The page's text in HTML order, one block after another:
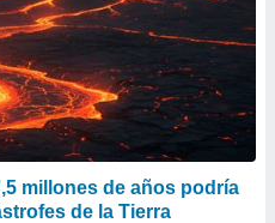
millones de años podría
de la Tierra